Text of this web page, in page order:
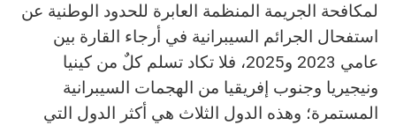
لمكافحة الجريمة المنظمة العابرة للحدود الوطنية عن
استفحال الجرائم السيبرانية في أرجاء القارة بين
عامي 2023 و2025، فلا تكاد تسلم كلٌ من كينيا
ونيجيريا وجنوب إفريقيا من الهجمات السيبرانية
المستمرة؛ وهذه الدول الثلاث هي أكثر الدول التي